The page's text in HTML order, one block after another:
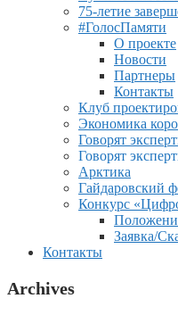
75-летие
#ГолосПамяти
О проекте
Новости
Партнеры
Контакты
Клуб
Экономика
Говорят
Говорят
Арктика
Гайдаровский
Конкурс
Заявка/
Контакты
Archives